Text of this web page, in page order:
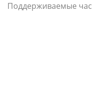
Поддерживаемые